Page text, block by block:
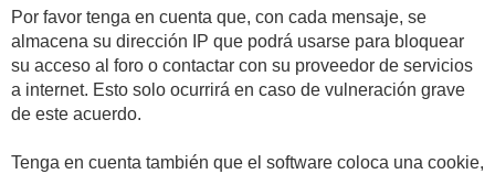
Por favor tenga en cuenta que, con cada mensaje, se
almacena su dirección IP que podrá usarse para bloquear
su acceso al foro o contactar con su proveedor de servicios
a internet. Esto solo ocurrirá en caso de vulneración grave
de este acuerdo.
Tenga en cuenta también que el software coloca una cookie,